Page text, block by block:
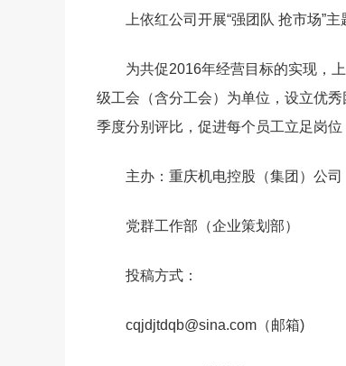
上依红公司开展“强团队 抢市场”
为共促2016年经营目标的实现，
级工会（含分工会）为单位，设立优
季度分别评比，促进每个员工立足岗
主办：重庆机电控股（集团）公司
党群工作部（企业策划部）
投稿方式：
cqjdjtdqb@sina.com（邮箱)